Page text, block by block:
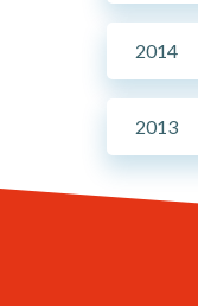
2014
2013